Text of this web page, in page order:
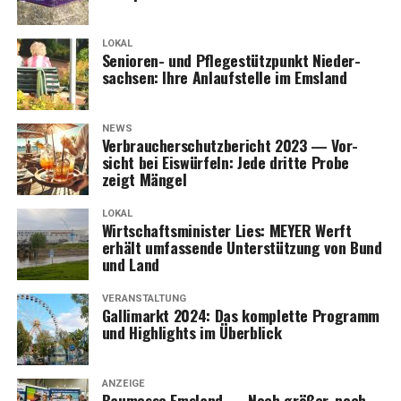
Anzeige
LOKAL
Senio­ren- und Pfle­ge­stütz­punkt Nie­der­
sach­sen: Ihre Anlauf­stel­le im Emsland
NEWS
Ver­brau­cher­schutz­be­richt 2023 — Vor­
sicht bei Eis­wür­feln: Jede drit­te Pro­be
zeigt Mängel
LOKAL
Wirt­schafts­mi­nis­ter Lies: MEYER Werft
erhält umfas­sen­de Unter­stüt­zung von Bund
und Land
VERANSTALTUNG
Gal­li­markt 2024: Das kom­plet­te Pro­gramm
und High­lights im Überblick
ANZEIGE